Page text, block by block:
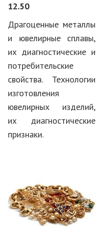
12.50
Драгоценные металлы
и ювелирные сплавы,
их диагностические и
потребительские
свойства. Технологии
изготовления
ювелирных изделий,
их диагностические
признаки.